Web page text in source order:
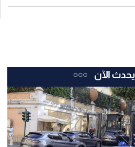
يحدث الآن